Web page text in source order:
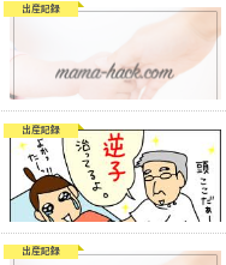
出産記録
出産記録
出産記録